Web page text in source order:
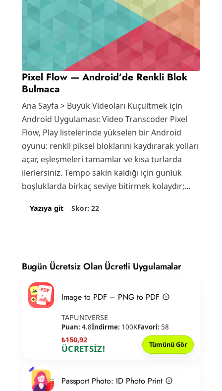
Pixel Flow — Android’de Renkli Blok
Bulmaca
Ana Sayfa > Büyük Videoları Küçültmek için
Android Uygulaması: Video Transcoder Pixel
Flow, Play listelerinde yükselen bir Android
oyunu: renkli piksel bloklarını kaydırarak yolları
açar, eşleşmeleri tamamlar ve kısa turlarda
ilerlersiniz. Tempo sakin kaldığı için günlük
boşluklarda birkaç seviye bitirmek kolaydır;…
Yazıya git Skor: 22
Bugün Ücretsiz Olan Ücretli Uygulamalar
Image to PDF – PNG to PDF
TAPUNIVERSE
Puan: 4.8İndirme: 100KFavori: 58
₺150,92
ÜCRETSİZ! Tümünü Gör
Passport Photo: ID Photo Print